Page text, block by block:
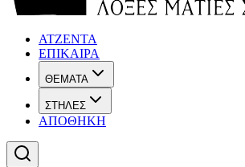
ΑΤΖΕΝΤΑ
ΕΠΙΚΑΙΡΑ
ΘΕΜΑΤΑ
ΣΤΗΛΕΣ
ΑΠΟΘΗΚΗ